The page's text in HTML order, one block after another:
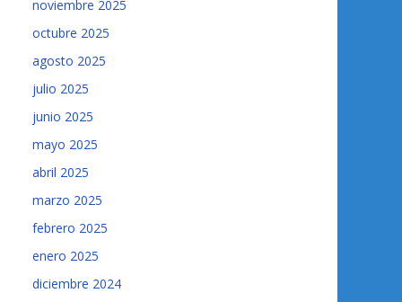
noviembre 2025
octubre 2025
agosto 2025
julio 2025
junio 2025
mayo 2025
abril 2025
marzo 2025
febrero 2025
enero 2025
diciembre 2024